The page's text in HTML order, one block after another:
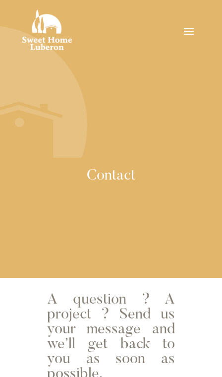
Contact
A question ? A
project ? Send us
your message and
we’ll get back to
you as soon as